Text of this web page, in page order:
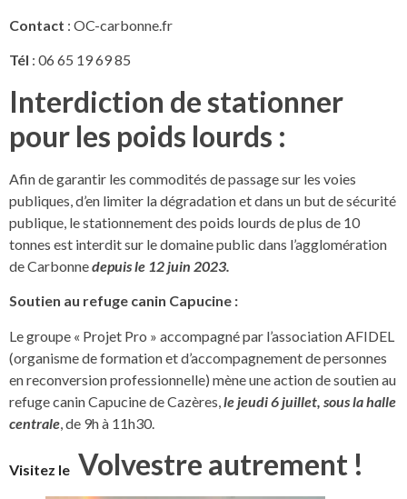
Contact : OC-carbonne.fr
Tél : 06 65 19 69 85
Interdiction de stationner
pour les poids lourds :
Afin de garantir les commodités de passage sur les voies
publiques, d’en limiter la dégradation et dans un but de sécurité
publique, le stationnement des poids lourds de plus de 10
tonnes est interdit sur le domaine public dans l’agglomération
de Carbonnedepuis le 12 juin 2023.
Soutien au refuge canin Capucine :
Le groupe « Projet Pro » accompagné par l’association AFIDEL
(organisme de formation et d’accompagnement de personnes
en reconversion professionnelle) mène une action de soutien au
refuge canin Capucine de Cazères, le jeudi 6 juillet, sous la halle
centrale , de 9h à 11h30.
Visitez le Volvestre autrement !